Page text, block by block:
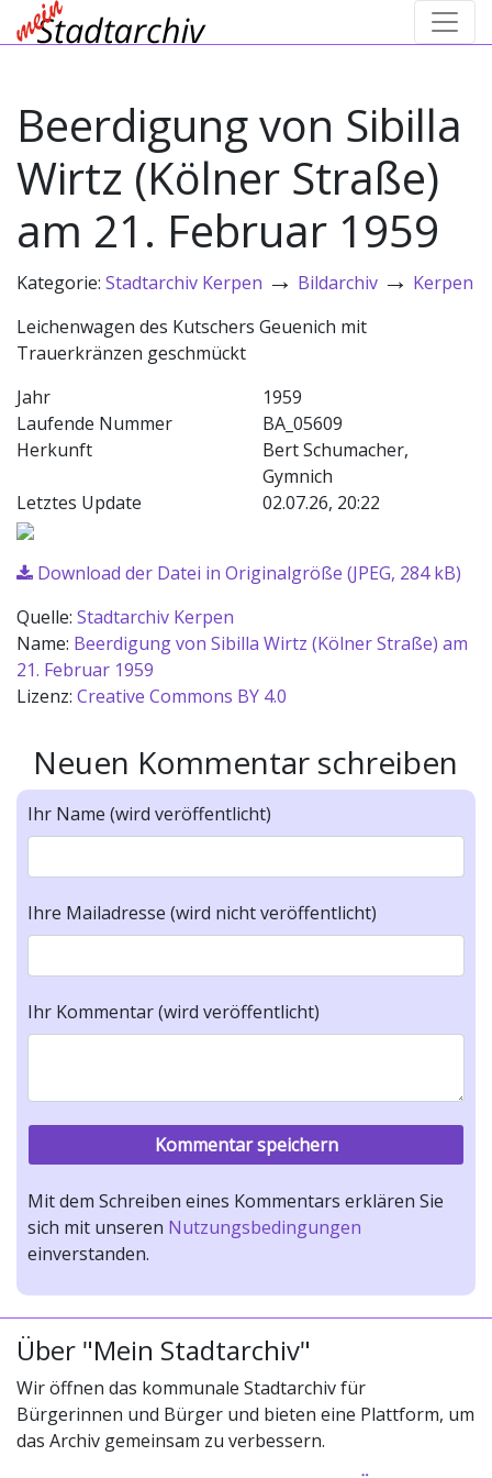
Beerdigung von Sibilla
Wirtz (Kölner Straße)
am 21. Februar 1959
Kategorie: Stadtarchiv Kerpen → Bildarchiv → Kerpen
Leichenwagen des Kutschers Geuenich mit
Trauerkränzen geschmückt
Jahr
1959
Laufende Nummer
BA_05609
Herkunft
Bert Schumacher,
Gymnich
Letztes Update
02.07.26, 20:22
Download der Datei in Originalgröße (JPEG, 284 kB)
Quelle: Stadtarchiv Kerpen
Name: Beerdigung von Sibilla Wirtz (Kölner Straße) am
21. Februar 1959
Lizenz: Creative Commons BY 4.0
Neuen Kommentar schreiben
Ihr Name (wird veröffentlicht)
Ihre Mailadresse (wird nicht veröffentlicht)
Ihr Kommentar (wird veröffentlicht)
Mit dem Schreiben eines Kommentars erklären Sie
sich mit unseren Nutzungsbedingungen
einverstanden.
Über "Mein Stadtarchiv"
Wir öffnen das kommunale Stadtarchiv für
Bürgerinnen und Bürger und bieten eine Plattform, um
das Archiv gemeinsam zu verbessern.